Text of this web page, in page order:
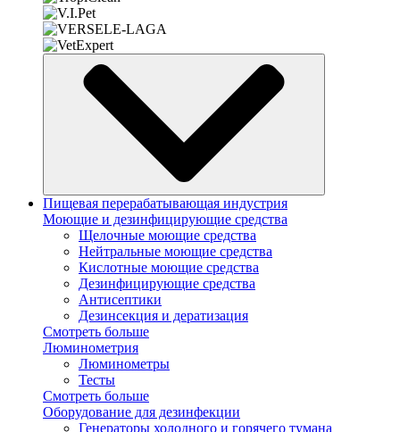
Пищевая перерабатывающая индустрия
Моющие и дезинфицирующие средства
Щелочные моющие средства
Нейтральные моющие средства
Кислотные моющие средства
Дезинфицирующие средства
Антисептики
Дезинсекция и дератизация
Смотреть больше
Люминометрия
Люминометры
Тесты
Смотреть больше
Оборудование для дезинфекции
Генераторы холодного и горячего тумана